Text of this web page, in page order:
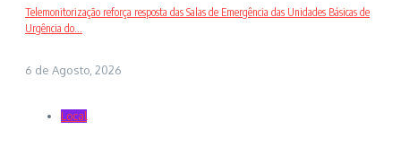
Telemonitorização reforça resposta das Salas de Emergência das Unidades Básicas de
Urgência do...
6 de Agosto, 2026
Local